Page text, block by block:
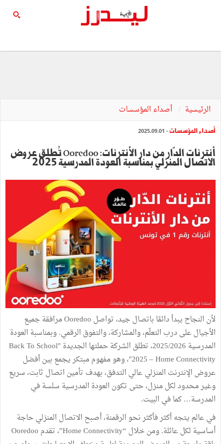
الرئيسية أصداء المؤسسات
أصداء المؤسسات- 2025.09.01
أنترنات الدّار من دار الأنترنات: Ooredoo تُطلق عروض
الاتصال المنزلي بمناسبة العودة المدرسية 2025
لأن النجاح يبدأ دائمًا باتصال جيد، تواصل Ooredoo مرافقة جميع
الأجيال على درب التعلّم، والمشاركة، والتفوق الرقمي. وبمناسبة العودة
المدرسية 2025/2026، تطلق الشركة حملتها الجديدة "Back To School
2025 – Home Connectivity"، وهو مفهوم مبتكر يجمع بين أفضل
عروض الإنترنت المنزلي عالي التدفق، بهدف تأمين اتصال ثابت، سريع
وغير محدود لكل منزل، حتى تكون العودة المدرسية سلسة في
المدرسة… كما في البيت.
في عالم يتجه أكثر فأكثر نحو الرقمنة، أصبح الاتصال المنزلي حاجة
أساسية لكل عائلة. ومن خلال “Home Connectivity”، تقدم Ooredoo